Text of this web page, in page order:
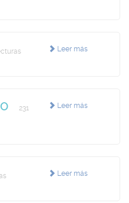
Leer más
Leer más
231
Leer más